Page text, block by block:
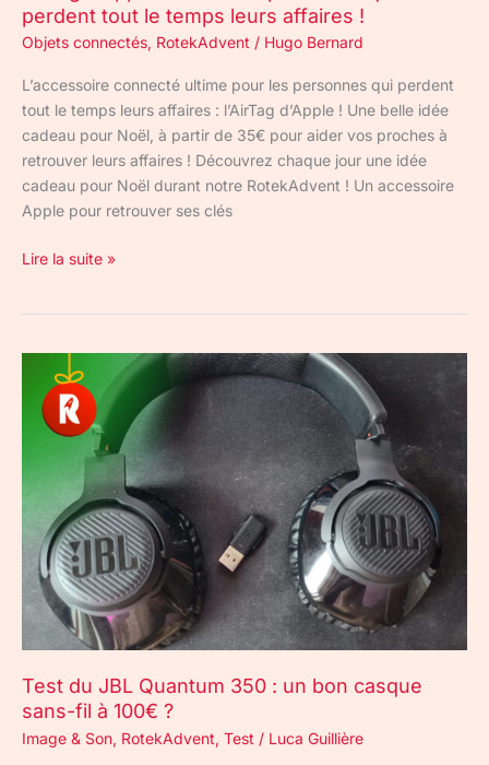
perdent tout le temps leurs affaires !
Objets connectés, RotekAdvent / Hugo Bernard
L’accessoire connecté ultime pour les personnes qui perdent
tout le temps leurs affaires : l’AirTag d’Apple ! Une belle idée
cadeau pour Noël, à partir de 35€ pour aider vos proches à
retrouver leurs affaires ! Découvrez chaque jour une idée
cadeau pour Noël durant notre RotekAdvent ! Un accessoire
Apple pour retrouver ses clés
Lire la suite »
Test du JBL Quantum 350 : un bon casque
sans-fil à 100€ ?
Image & Son, RotekAdvent, Test / Luca Guillière
JBL
Quantum
un
bon
casque
sans-
?